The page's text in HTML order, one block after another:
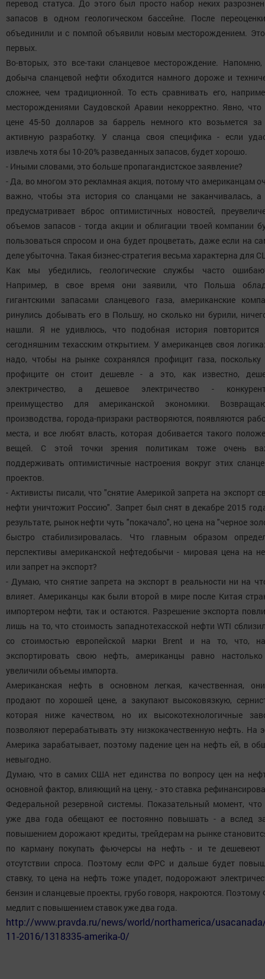
перевод статуса. До этого был просто набор неких
запасов в одном геологическом бассейне. После
объединили и с помпой объявили новым месторождением.
первых.
Во-вторых, это все-таки сланцевое месторождение. Напомню,
добыча сланцевой нефти обходится намного дороже и
сложнее, чем традиционной. То есть сравнивать его,
месторождениями Саудовской Аравии некорректно. Явно, что
цене 45-50 долларов за баррель немного кто возьмется за
активную разработку. У сланца своя специфика - если
извлечь хотя бы 10-20% разведанных запасов, будет хорошо.
- Иными словами, это больше пропагандистское заявление?
- Да, во многом это рекламная акция, потому что американцам
важно, чтобы эта история со сланцами не заканчивалась, а
предусматривает вброс оптимистичных новостей,
объемов запасов - тогда акции и облигации твоей компании
пользоваться спросом и она будет процветать, даже если на
деле убыточна. Такая бизнес-стратегия весьма характерна для
Как мы убедились, геологические службы часто
Например, в свое время они заявили, что Польша
гигантскими запасами сланцевого газа, американские
ринулись добывать его в Польшу, но сколько ни бурили,
нашли. Я не удивлюсь, что подобная история
сегодняшним техасским открытием. У американцев своя
надо, чтобы на рынке сохранялся профицит газа, поскольку
профиците он стоит дешевле - а это, как известно,
электричество, а дешевое электричество -
преимущество для американской экономики.
производства, города-призраки растворяются, появляются
места, и все любят власть, которая добивается такого
вещей. С этой точки зрения политикам тоже очень
поддерживать оптимистичные настроения вокруг этих
проектов.
- Активисты писали, что "снятие Америкой запрета на экспорт
нефти уничтожит Россию". Запрет был снят в декабре 2015
результате, рынок нефти чуть "покачало", но цена на "черное
быстро стабилизировалась. Что главным образом
перспективы американской нефтедобычи - мировая цена на
или запрет на экспорт?
- Думаю, что снятие запрета на экспорт в реальности ни на
влияет. Американцы как были второй в мире после Китая
импортером нефти, так и остаются. Разрешение экспорта
лишь на то, что стоимость западнотехасской нефти WTI
со стоимостью европейской марки Brent и на то, что,
экспортировать свою нефть, американцы равно
увеличили объемы импорта.
Американская нефть в основном легкая, качественная,
продают по хорошей цене, а закупают высоковязкую,
которая ниже качеством, но их высокотехнологичные
позволяют перерабатывать эту низкокачественную нефть. На
Америка зарабатывает, поэтому падение цен на нефть ей, в
невыгодно.
Думаю, что в самих США нет единства по вопросу цен на
основной фактор, влияющий на цену, - это ставка
Федеральной резервной системы. Показательный момент, что
уже два года обещают ее постоянно повышать - а вслед
повышением дорожают кредиты, трейдерам на рынке
по карману покупать фьючерсы на нефть - и те дешевеют
отсутствии спроса. Поэтому если ФРС и дальше будет
ставку, то цена на нефть тоже упадет, подорожают
бензин и сланцевые проекты, грубо говоря, накроются.
медлит с повышением ставок уже два года.
http://www.pravda.ru/news/world/northamerica/
11-2016/1318335-amerika-0/